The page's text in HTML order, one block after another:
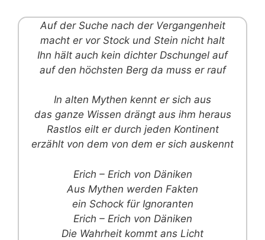
Auf der Suche nach der Vergangenheit
macht er vor Stock und Stein nicht halt
Ihn hält auch kein dichter Dschungel auf
auf den höchsten Berg da muss er rauf
In alten Mythen kennt er sich aus
das ganze Wissen drängt aus ihm heraus
Rastlos eilt er durch jeden Kontinent
erzählt von dem von dem er sich auskennt
Erich – Erich von Däniken
Aus Mythen werden Fakten
ein Schock für Ignoranten
Erich – Erich von Däniken
Die Wahrheit kommt ans Licht